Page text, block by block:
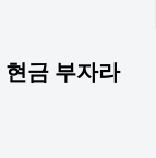
금 부자라